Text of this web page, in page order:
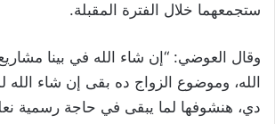
ستجمعهما خلال الفترة المقبلة.
وقال العوضي: “إن شاء الله في بينا
الله، وموضوع الزواج ده بقى إن شاء
دي، هنشوفها لما يبقى في حاجة رسمية